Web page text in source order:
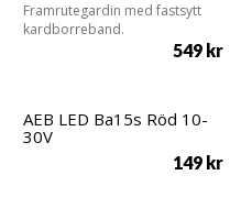
Framrutegardin med fastsytt
kardborreband.
549 kr
AEB LED Ba15s Röd 10-
30V
149 kr